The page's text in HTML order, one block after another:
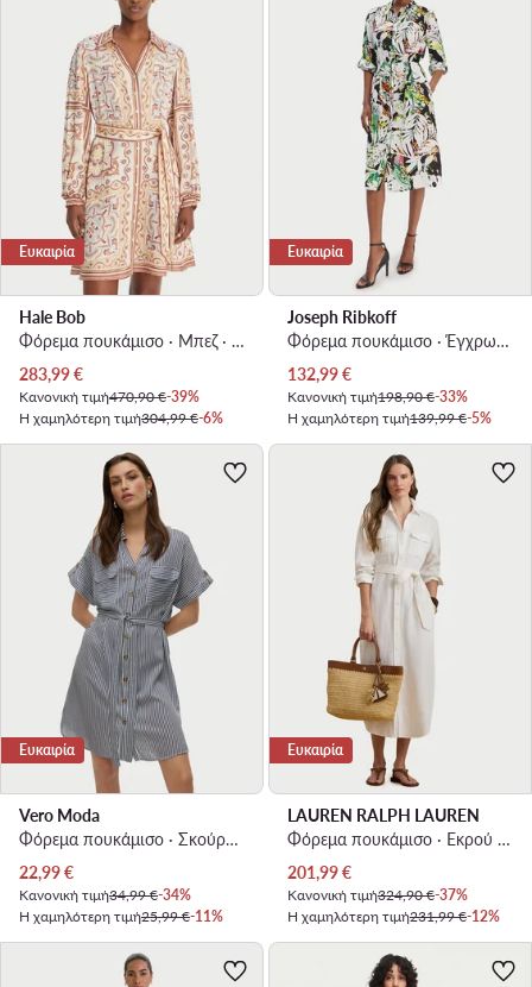
Ευκαιρία
Hale Bob
Φόρεμα πουκάμισο · Μπεζ · Mini
Τρέχουσα τιμή
283,99€
Κανονική τιμή470,90 €-39%
Η χαμηλότερη τιμή304,99 €-6%
Ευκαιρία
Joseph Ribkoff
Φόρεμα πουκάμισο · Έγχρωμο · Midi
Τρέχουσα τιμή
132,99€
Κανονική τιμή198,90 €-33%
Η χαμηλότερη τιμή139,99 €-5%
Ευκαιρία
Vero Moda
Φόρεμα πουκάμισο · Σκούρο μπλε · Mini
Τρέχουσα τιμή
22,99€
Κανονική τιμή34,99 €-34%
Η χαμηλότερη τιμή25,99 €-11%
Ευκαιρία
LAUREN RALPH LAUREN
Φόρεμα πουκάμισο · Εκρού · Midi
Τρέχουσα τιμή
201,99€
Κανονική τιμή324,90 €-37%
Η χαμηλότερη τιμή231,99 €-12%